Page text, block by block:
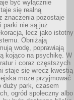
być wyłącznie
się realną
znaczenia pozostaje
parki nie są już
lecz jako istotny
Obniżają
wodę, poprawiają
kojąco na psychikę. W
i coraz częstszych
staje się wręcz kwestią
może przyjmować
duży park, czasem
ogród społeczny albo